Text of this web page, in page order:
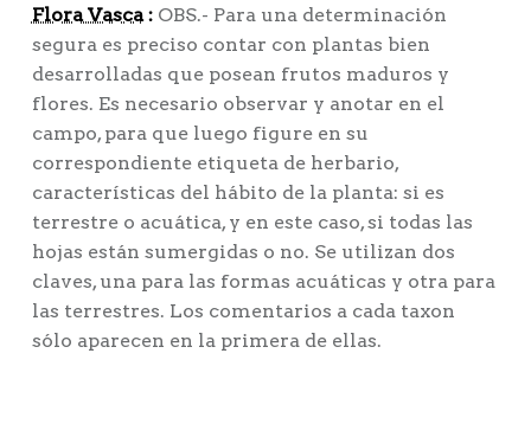
Flora Vasca:OBS.- Para una determinación
segura es preciso contar con plantas bien
desarrolladas que posean frutos maduros y
flores. Es necesario observar y anotar en el
campo, para que luego figure en su
correspondiente etiqueta de herbario,
características del hábito de la planta: si es
terrestre o acuática, y en este caso, si todas las
hojas están sumergidas o no. Se utilizan dos
claves, una para las formas acuáticas y otra para
las terrestres. Los comentarios a cada taxon
sólo aparecen en la primera de ellas.